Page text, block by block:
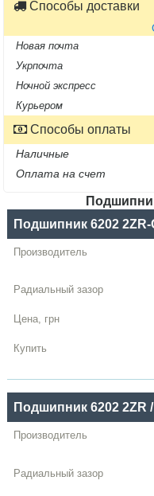
Способы доставки
Новая почта
Укрпочта
Ночной экспресс
Курьером
Способы оплаты
Наличные
Оплата на счет
Название
Производитель
Радиальный
зазор
Цена,
грн
Подшипник 6202 2ZR-
Подшипник 6202 2ZR